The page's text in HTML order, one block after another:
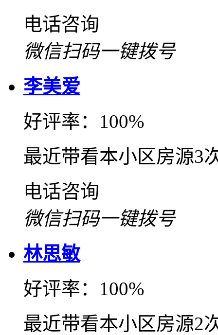
电话咨询
微信扫码一键拨号
李美爱
好评率：100%
最近带看本小区房源3
电话咨询
微信扫码一键拨号
林思敏
好评率：100%
最近带看本小区房源2